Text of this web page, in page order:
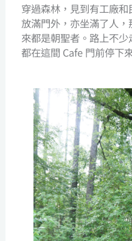
穿過森林，見到有工廠
放滿門外，亦坐滿了人
來都是朝聖者。路上不少
都在這間 Cafe 門前停下